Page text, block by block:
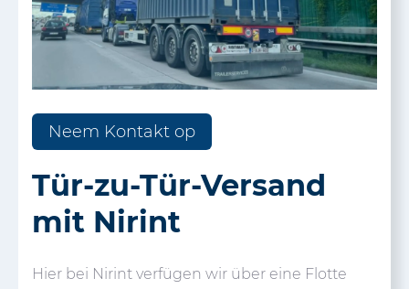
Neem Kontakt op
Tür-zu-Tür-Versand
mit Nirint
Hier bei Nirint verfügen wir über eine Flotte